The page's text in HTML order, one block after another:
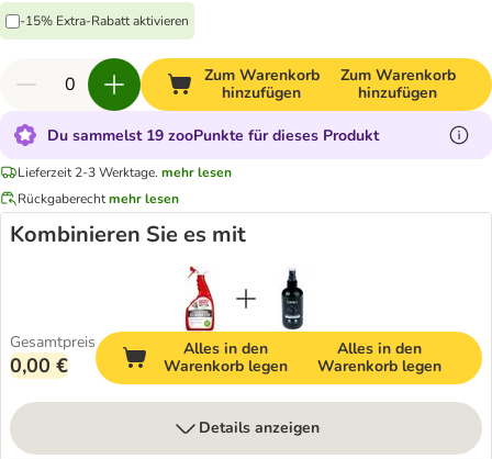
-15% Extra-Rabatt aktivieren
Zum Warenkorb
hinzufügen
Zum Warenkorb
hinzufügen
Du sammelst 19 zooPunkte für dieses Produkt
Lieferzeit 2-3 Werktage. mehr lesen
Rückgaberechtmehr lesen
Kombinieren Sie es mit
Gesamtpreis
0,00 €
Alles in den
Warenkorb legen
Alles in den
Warenkorb legen
Details anzeigen